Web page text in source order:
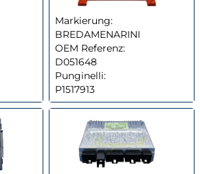
Markierung:
BREDAMENARINI
OEM Referenz:
D051648
Punginelli:
P1517913